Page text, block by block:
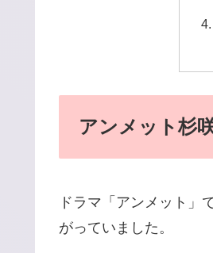
アンメット杉
ドラマ「アンメット」
がっていました。